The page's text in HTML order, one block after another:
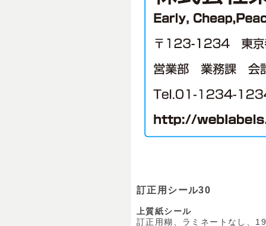
訂正用シール30
上質紙シール
訂正用糊、ラミネートなし、